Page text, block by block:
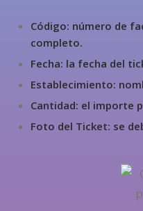
Código: número de
completo.
Fecha: la fecha del
Establecimiento:
Cantidad: el importe
Foto del Ticket: se